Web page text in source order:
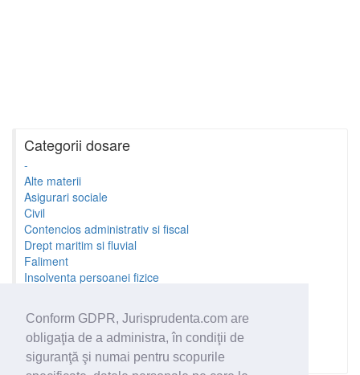
Conform GDPR, Jurisprudenta.com are
obligaţia de a administra, în condiţii de
siguranţă şi numai pentru scopurile
Categorii dosare
-
Alte materii
Asigurari sociale
Civil
Contencios administrativ si fiscal
Drept maritim si fluvial
Faliment
Insolventa persoanei fizice
Minori si familie
Penal
Proprietate Intelectuala